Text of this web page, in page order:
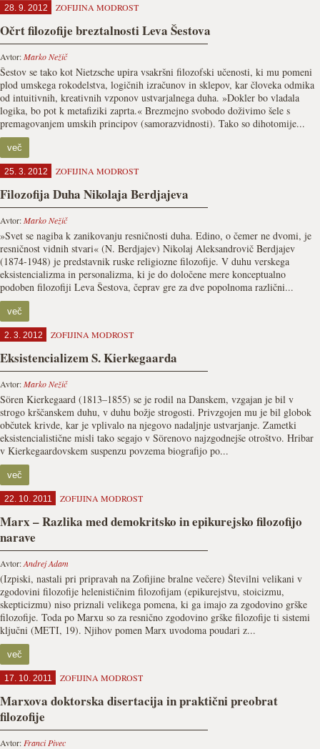
28. 9. 2012 ZOFIJINA MODROST
Očrt filozofije breztalnosti Leva Šestova
Avtor:Marko Nežič
Šestov se tako kot Nietzsche upira vsakršni filozofski učenosti, ki mu pomeni
plod umskega rokodelstva, logičnih izračunov in sklepov, kar človeka odmika
od intuitivnih, kreativnih vzponov ustvarjalnega duha. »Dokler bo vladala
logika, bo pot k metafiziki zaprta.« Brezmejno svobodo doživimo šele s
premagovanjem umskih principov (samorazvidnosti). Tako so dihotomije...
več
25. 3. 2012 ZOFIJINA MODROST
Filozofija Duha Nikolaja Berdjajeva
Avtor:Marko Nežič
»Svet se nagiba k zanikovanju resničnosti duha. Edino, o čemer ne dvomi, je
resničnost vidnih stvari« (N. Berdjajev) Nikolaj Aleksandrovič Berdjajev
(1874-1948) je predstavnik ruske religiozne filozofije. V duhu verskega
eksistencializma in personalizma, ki je do določene mere konceptualno
podoben filozofiji Leva Šestova, čeprav gre za dve popolnoma različni...
več
2. 3. 2012 ZOFIJINA MODROST
Eksistencializem S. Kierkegaarda
Avtor:Marko Nežič
Sören Kierkegaard (1813–1855) se je rodil na Danskem, vzgajan je bil v
strogo krščanskem duhu, v duhu božje strogosti. Privzgojen mu je bil globok
občutek krivde, kar je vplivalo na njegovo nadaljnje ustvarjanje. Zametki
eksistencialistične misli tako segajo v Sörenovo najzgodnejše otroštvo. Hribar
v Kierkegaardovskem suspenzu povzema biografijo po...
več
22. 10. 2011 ZOFIJINA MODROST
Marx – Razlika med demokritsko in epikurejsko filozofijo
narave
Avtor:Andrej Adam
(Izpiski, nastali pri pripravah na Zofijine bralne večere) Številni velikani v
zgodovini filozofije helenističnim filozofijam (epikurejstvu, stoicizmu,
skepticizmu) niso priznali velikega pomena, ki ga imajo za zgodovino grške
filozofije. Toda po Marxu so za resnično zgodovino grške filozofije ti sistemi
ključni (METI, 19). Njihov pomen Marx uvodoma poudari z...
več
17. 10. 2011 ZOFIJINA MODROST
Marxova doktorska disertacija in praktični preobrat
filozofije
Avtor: Franci Pivec